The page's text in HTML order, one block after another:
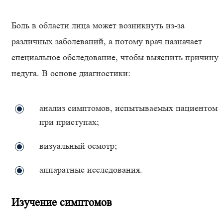
Боль в области лица может возникнуть из-за
различных заболеваний, а потому врач назначает
специальное обследование, чтобы выяснить причину
недуга. В основе диагностики:
анализ симптомов, испытываемых пациентом
при приступах;
визуальный осмотр;
аппаратные исследования.
Изучение симптомов